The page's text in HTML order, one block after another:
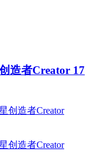
造者Creator 17